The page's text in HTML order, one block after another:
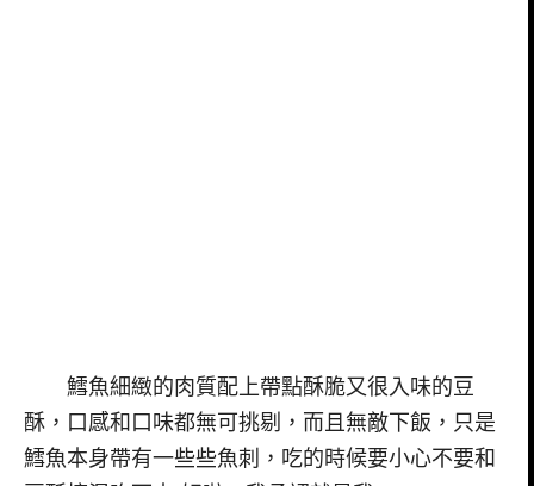
鱈魚細緻的肉質配上帶點酥脆又很入味的豆
酥，口感和口味都無可挑剔，而且無敵下飯，只是
鱈魚本身帶有一些些魚刺，吃的時候要小心不要和